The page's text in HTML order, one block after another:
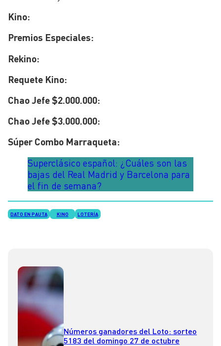
Kino:
Premios Especiales:
Rekino:
Requete Kino:
Chao Jefe $2.000.000:
Chao Jefe $3.000.000:
Súper Combo Marraqueta:
Superclásico español: ¿Cuáles son las
bajas del Real Madrid y Barcelona para
el fin de semana?
DATO EN PAUTA KINO LOTERÍA
Números ganadores del Loto: sorteo
5183 del domingo 27 de octubre